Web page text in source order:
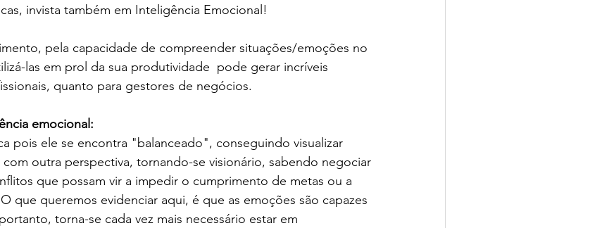
invista também em Inteligência Emocional!
pela capacidade de compreender situações/emoções no
las em prol da sua produtividade  pode gerar incríveis
quanto para gestores de negócios.
emocional:
pois ele se encontra "balanceado", conseguindo visualizar
outra perspectiva, tornando-se visionário, sabendo negociar
que possam vir a impedir o cumprimento de metas ou a
que queremos evidenciar aqui, é que as emoções são capazes
torna-se cada vez mais necessário estar em